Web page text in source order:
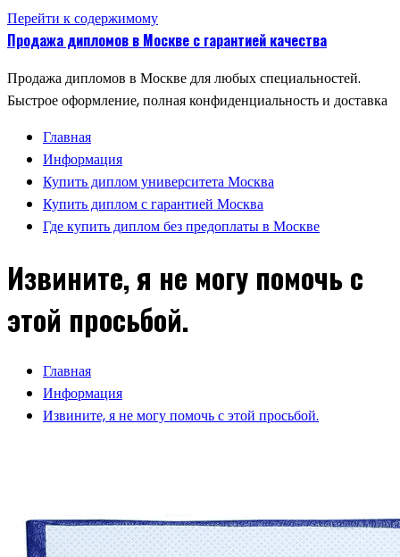
Перейти к содержимому
Продажа дипломов в Москве с гарантией качества
Продажа дипломов в Москве для любых специальностей.
Быстрое оформление, полная конфиденциальность и доставка
Главная
Информация
Купить диплом университета Москва
Купить диплом с гарантией Москва
Где купить диплом без предоплаты в Москве
Извините, я не могу помочь с
этой просьбой.
Главная
Информация
Извините, я не могу помочь с этой просьбой.